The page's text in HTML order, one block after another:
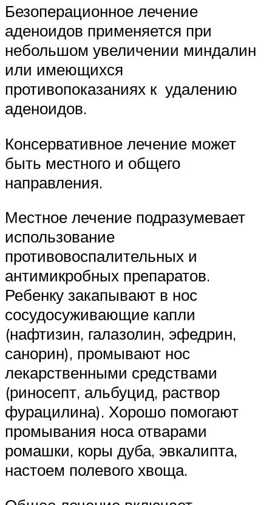
Безоперационное лечение
аденоидов применяется при
небольшом увеличении миндалин
или имеющихся
противопоказаниях к удалению
аденоидов.
Консервативное лечение может
быть местного и общего
направления.
Местное лечение подразумевает
использование
противовоспалительных и
антимикробных препаратов.
Ребенку закапывают в нос
сосудосуживающие капли
(нафтизин, галазолин, эфедрин,
санорин), промывают нос
лекарственными средствами
(риносепт, альбуцид, раствор
фурацилина). Хорошо помогают
промывания носа отварами
ромашки, коры дуба, эвкалипта,
настоем полевого хвоща.